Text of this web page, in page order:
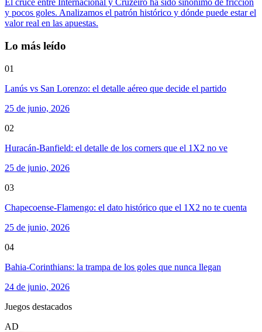
El cruce entre Internacional y Cruzeiro ha sido sinónimo de fricción
y pocos goles. Analizamos el patrón histórico y dónde puede estar el
valor real en las apuestas.
Lo más leído
01
Lanús vs San Lorenzo: el detalle aéreo que decide el partido
25 de junio, 2026
02
Huracán-Banfield: el detalle de los corners que el 1X2 no ve
25 de junio, 2026
03
Chapecoense-Flamengo: el dato histórico que el 1X2 no te cuenta
25 de junio, 2026
04
Bahia-Corinthians: la trampa de los goles que nunca llegan
24 de junio, 2026
Juegos destacados
AD